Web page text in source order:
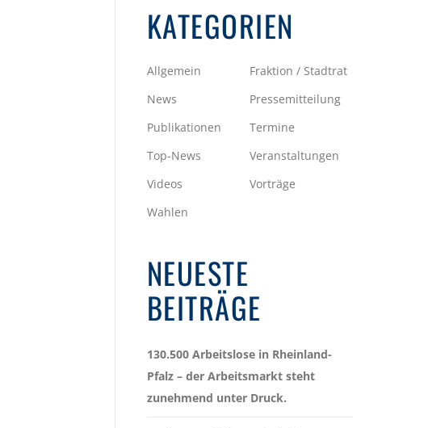
KATEGORIEN
Allgemein
Fraktion / Stadtrat
News
Pressemitteilung
Publikationen
Termine
Top-News
Veranstaltungen
Videos
Vorträge
Wahlen
NEUESTE
BEITRÄGE
130.500 Arbeitslose in Rheinland-
Pfalz – der Arbeitsmarkt steht
zunehmend unter Druck.